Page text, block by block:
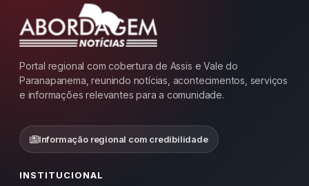
Portal regional com cobertura de Assis e Vale do
Paranapanema, reunindo notícias, acontecimentos, serviços
e informações relevantes para a comunidade.
Informação regional com credibilidade
INSTITUCIONAL